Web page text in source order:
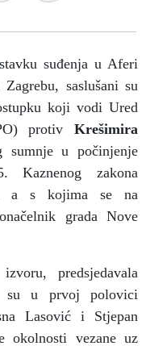
suđenja u Aferi
saslušani su
koji vodi Ured
protiv Krešimira
sumnje u počinjenje
Kaznenog zakona
a s kojima se na
grada Nove
predsjedavala
su u prvoj polovici
Lasović i Stjepan
okolnosti vezane uz